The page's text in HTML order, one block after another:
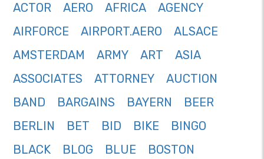
ACTOR
AERO AFRICA
AGENCY
AIRFORCE
AIRPORT.AERO
ALSACE
AMSTERDAM
ARMY ART
ASIA
ASSOCIATES
ATTORNEY
AUCTION
BAND
BARGAINS BAYERN
BEER
BERLIN
BET BID BIKE
BINGO
BLACK
BLOG BLUE
BOSTON